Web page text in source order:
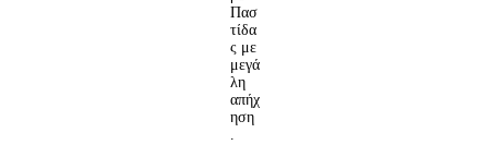
Πασ
τίδα
ς με
μεγά
λη
απήχ
ηση
.